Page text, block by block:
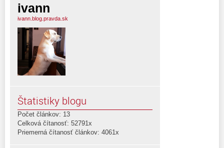
ivann
ivann.blog.pravda.sk
Štatistiky blogu
Počet článkov: 13
Celková čítanosť: 52791x
Priemerná čítanosť článkov: 4061x